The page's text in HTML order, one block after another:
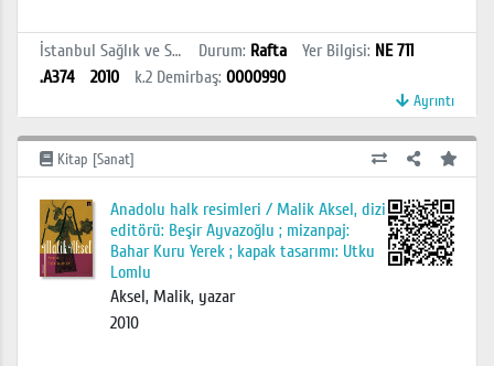
İstanbul Sağlık ve Sosyal Bilimler MYO Kütüphanesi Durum: Rafta Yer Bilgisi: NE 711
.A374
2010 k.2 Demirbaş: 0000990
Ayrıntı
Kitap [Sanat]
Anadolu halk resimleri / Malik Aksel, dizi
editörü: Beşir Ayvazoğlu ; mizanpaj:
Bahar Kuru Yerek ; kapak tasarımı: Utku
Lomlu
Aksel, Malik, yazar
2010